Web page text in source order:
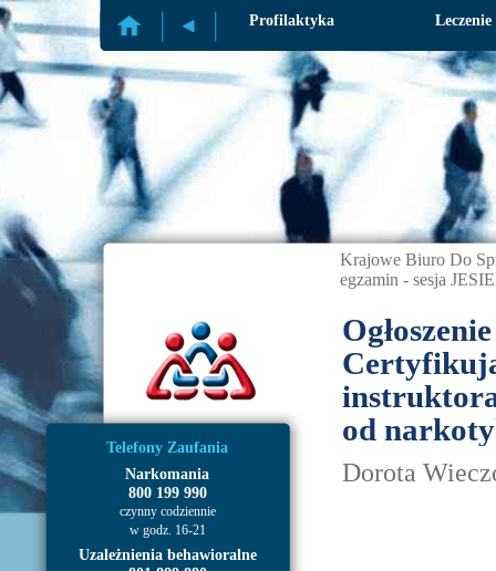
Profilaktyka Leczenie
Telefony Zaufania
Narkomania
800 199 990
czynny codziennie
w godz. 16-21
Uzależnienia behawioralne
Krajowe Biuro Do
egzamin - sesja
od
Dorota